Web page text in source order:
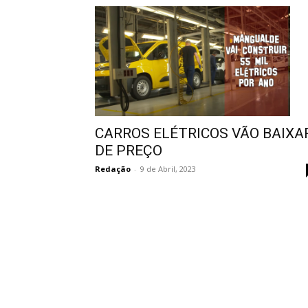
CARROS ELÉTRICOS VÃO
DE PREÇO
Redação - 9 de Abril, 2023